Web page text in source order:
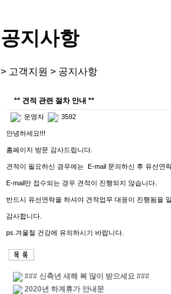
공지사항
> 고객지원 > 공지사항
** 견적 관련 절차 안내 **
: 운영자 : 3592
안녕하세요!!!
홈페이지 방문 감사드립니다.
견적이 필요하신 경우에는 E-mail 문의하신 후 유선연
E-mail만 접수되는 경우 견적이 진행되지 않습니다.
반드시 유선연락을 하셔야 견적업무 대응이 진행됨을
감사합니다.
ps.겨울철 건강에 유의하시기 바랍니다.
### 신축년 새해 복 많이 받으세요 ###
2020년 하계휴가 안내문